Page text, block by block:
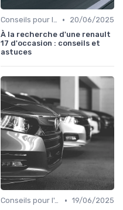
Conseils pour l'Achat •
20/06/2025
À la recherche d'une renault
17 d'occasion : conseils et
astuces
Conseils pour l'Achat • 19/06/2025